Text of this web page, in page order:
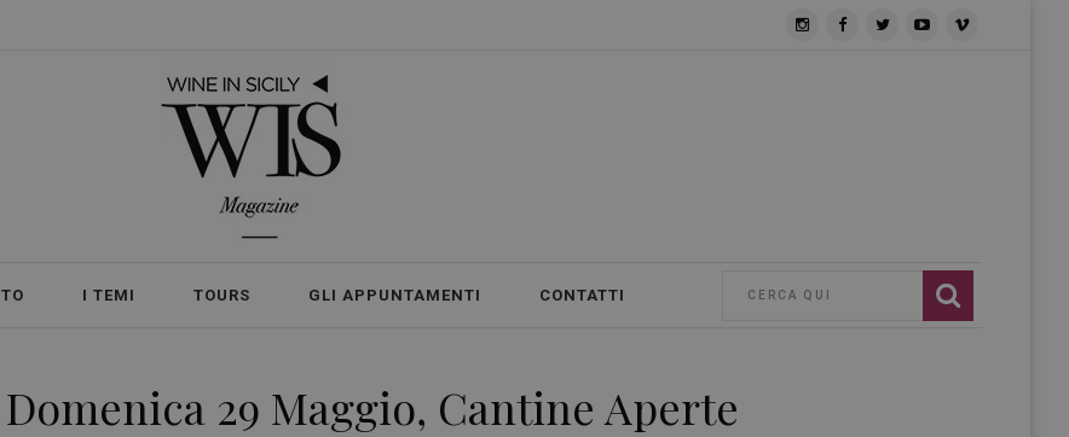
I TEMI TOURS GLI APPUNTAMENTI CONTATTI
Domenica 29 Maggio, Cantine Aperte